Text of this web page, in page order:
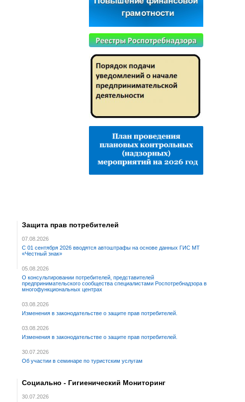
Защита прав потребителей
07.08.2026
С 01 сентября 2026 вводятся автоштрафы на основе данных ГИС МТ
«Честный знак»
05.08.2026
О консультировании потребителей, представителей
предпринимательского сообщества специалистами Роспотребнадзора в
многофункциональных центрах
03.08.2026
Изменения в законодательстве о защите прав потребителей.
03.08.2026
Изменения в законодательстве о защите прав потребителей.
30.07.2026
Об участии в семинаре по туристским услугам
Социально - Гигиенический Мониторинг
30.07.2026